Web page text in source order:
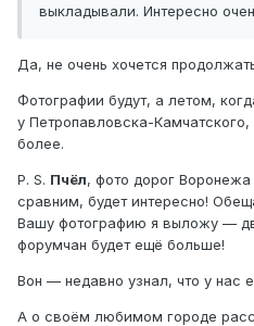
выкладывали. Интересно
Да, не очень хочется
Фотографии будут, а летом,
у Петропавловска-
более.
P. S. Пчёл, фото дорог
сравним, будет интересно!
Вашу фотографию я выложу —
форумчан будет ещё больше!
Вон — недавно узнал, что у нас
А о своём любимом городе